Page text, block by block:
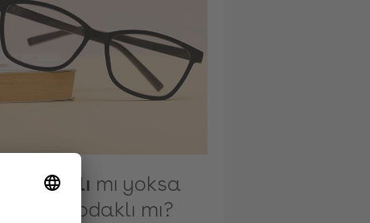
Tek odaklı mı yoksa
değişken odaklı mı?